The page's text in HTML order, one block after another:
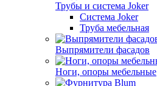
Трубы и система Joker
Система Joker
Труба мебельная
Выпрямители фасадов
Ноги, опоры мебельные